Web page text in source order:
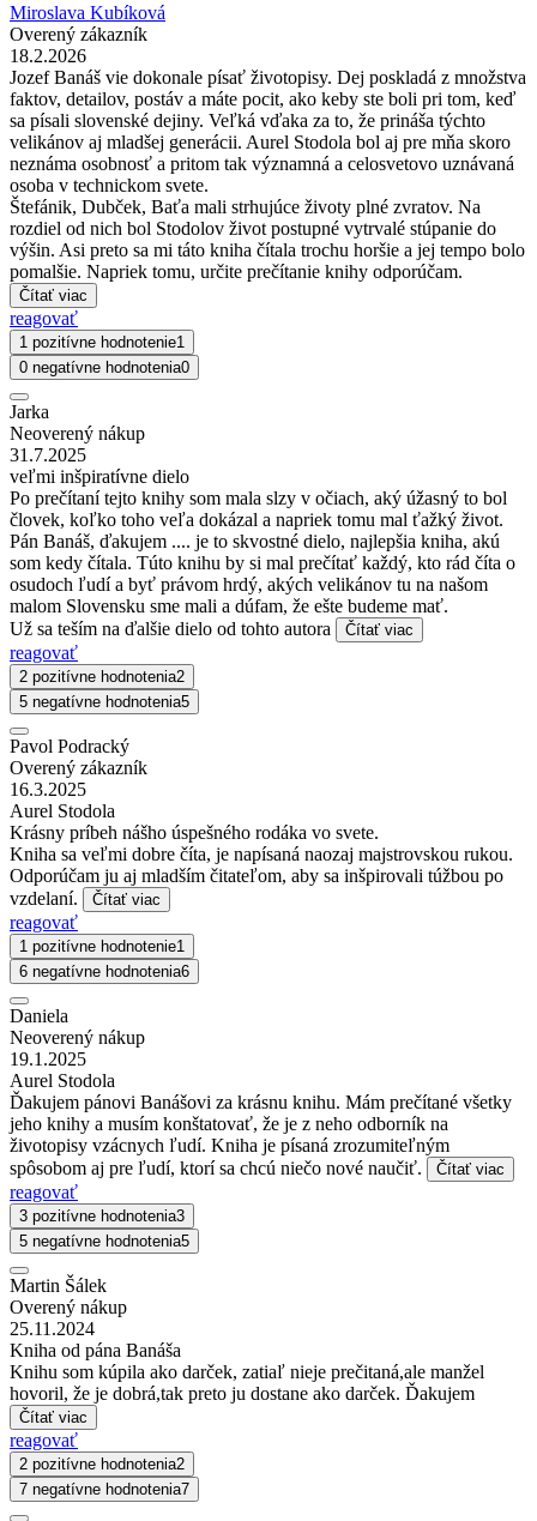
Miroslava Kubíková
Overený zákazník
18.2.2026
Jozef Banáš vie dokonale písať životopisy. Dej poskladá z množstva
faktov, detailov, postáv a máte pocit, ako keby ste boli pri tom, keď
sa písali slovenské dejiny. Veľká vďaka za to, že prináša týchto
velikánov aj mladšej generácii. Aurel Stodola bol aj pre mňa skoro
neznáma osobnosť a pritom tak významná a celosvetovo uznávaná
osoba v technickom svete.
Štefánik, Dubček, Baťa mali strhujúce životy plné zvratov. Na
rozdiel od nich bol Stodolov život postupné vytrvalé stúpanie do
výšin. Asi preto sa mi táto kniha čítala trochu horšie a jej tempo bolo
pomalšie. Napriek tomu, určite prečítanie knihy odporúčam.
Čítať viac
reagovať
1 pozitívne hodnotenie1
0 negatívne hodnotenia0
Jarka
Neoverený nákup
31.7.2025
veľmi inšpiratívne dielo
Po prečítaní tejto knihy som mala slzy v očiach, aký úžasný to bol
človek, koľko toho veľa dokázal a napriek tomu mal ťažký život.
Pán Banáš, ďakujem .... je to skvostné dielo, najlepšia kniha, akú
som kedy čítala. Túto knihu by si mal prečítať každý, kto rád číta o
osudoch ľudí a byť právom hrdý, akých velikánov tu na našom
malom Slovensku sme mali a dúfam, že ešte budeme mať.
Už sa teším na ďalšie dielo od tohto autora
Čítať viac
reagovať
2 pozitívne hodnotenia2
5 negatívne hodnotenia5
Pavol Podracký
Overený zákazník
16.3.2025
Aurel Stodola
Krásny príbeh nášho úspešného rodáka vo svete.
Kniha sa veľmi dobre číta, je napísaná naozaj majstrovskou rukou.
Odporúčam ju aj mladším čitateľom, aby sa inšpirovali túžbou po
vzdelaní.
Čítať viac
reagovať
1 pozitívne hodnotenie1
6 negatívne hodnotenia6
Daniela
Neoverený nákup
19.1.2025
Aurel Stodola
Ďakujem pánovi Banášovi za krásnu knihu. Mám prečítané všetky
jeho knihy a musím konštatovať, že je z neho odborník na
životopisy vzácnych ľudí. Kniha je písaná zrozumiteľným
spôsobom aj pre ľudí, ktorí sa chcú niečo nové naučiť.
Čítať viac
reagovať
3 pozitívne hodnotenia3
5 negatívne hodnotenia5
Martin Šálek
Overený nákup
25.11.2024
Kniha od pána Banáša
Knihu som kúpila ako darček, zatiaľ nieje prečitaná,ale manžel
hovoril, že je dobrá,tak preto ju dostane ako darček. Ďakujem
Čítať viac
reagovať
2 pozitívne hodnotenia2
7 negatívne hodnotenia7